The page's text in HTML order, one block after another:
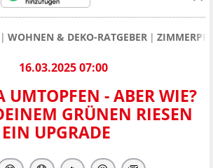
WOHNEN & DEKO-RATGEBER
16.03.2025 07:00
UMTOPFEN - ABER WIE?
GRÜNEN RIESEN
EIN UPGRADE